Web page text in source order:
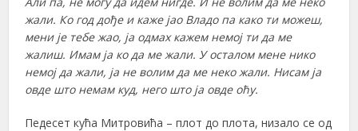
жали. Ко год дође и каже јао Владо па како ти можеш,
мени је тебе жао, ја одмах кажем немој ти да ме
жалиш. Имам ја ко да ме жали. У осталом мене нико
немој да жали, ја не волим да ме неко жали. Нисам ја
овде што немам куд, него што ја овде оћу.
Педесет кућа Митровића – плот до плота, низало се од